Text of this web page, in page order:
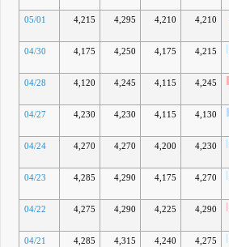
05/01 4,215 4,295 4,210 4,210
04/30 4,175 4,250 4,175 4,215
04/28 4,120 4,245 4,115 4,245
04/27 4,230 4,230 4,115 4,130
04/24 4,270 4,270 4,200 4,230
04/23 4,285 4,290 4,175 4,270
04/22 4,275 4,290 4,225 4,290
04/21 4,285 4,315 4,240 4,275